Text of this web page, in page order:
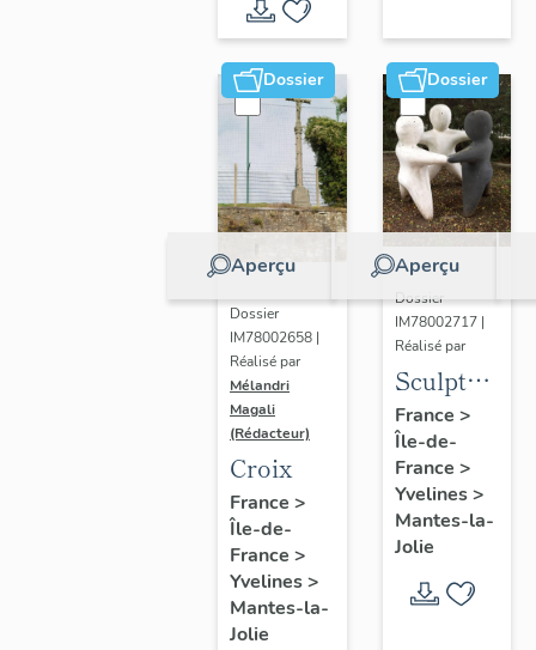
Dossier
Aperçu
Dossier
IM78002658 |
Réalisé par
Mélandri
Magali
(Rédacteur)
Croix
France >
Île-de-
France >
Yvelines>
Mantes-la-
Jolie
Dossier
Aperçu
Dossier
IM78002717 |
Réalisé par
Sculpture
: la
Ronde
France >
Île-de-
France >
Yvelines>
Mantes-la-
Jolie